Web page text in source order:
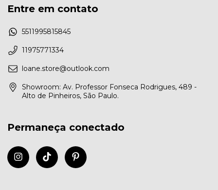
Entre em contato
5511995815845
11975771334
loane.store@outlook.com
Showroom: Av. Professor Fonseca Rodrigues, 489 -
Alto de Pinheiros, São Paulo.
Permaneça conectado